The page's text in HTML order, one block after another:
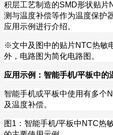
积层工艺制造的SMD形状贴片
测与温度补偿等作为温度保护
应用示例进行介绍。
※文中及图中的贴片NTC热敏
外，电路图为简化电路图。
应用示例：智能手机/平板中的
智能手机或平板中使用有多个
及温度补偿。
图1 ：智能手机/平板中 NTC热